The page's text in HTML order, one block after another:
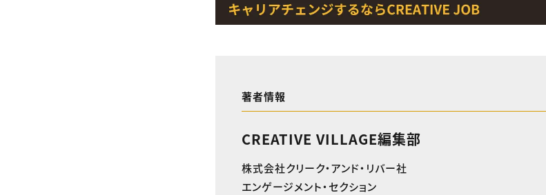
著者情報
CREATIVE VILLAGE編集部
株式会社クリーク・アンド・リバー社
エンゲージメント・セクション